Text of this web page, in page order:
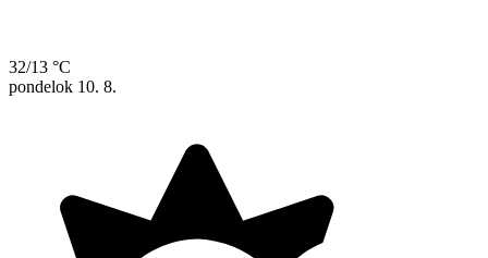
32/13 °C
pondelok 10. 8.